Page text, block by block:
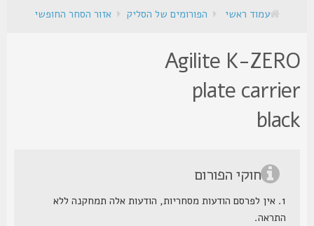
עמוד ראשי הפורומים של הסליק אזור הסחר החופשי
Agilite K-
plate
חוקי הפורום
1. אין לפרסם הודעות מסחריות, הודעות אלה תמחקנה ללא
התראה.